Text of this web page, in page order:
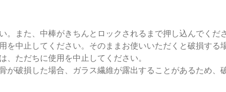
また、中棒がきちんとロックされるまで押し込んでくださ
中止してください。そのままお使いいただくと破損する
ただちに使用を中止してください。
破損した場合、ガラス繊維が露出することがあるため、